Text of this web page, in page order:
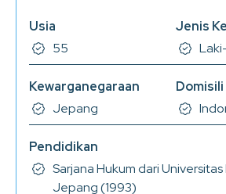
Usia
55
Jenis
Kewarganegaraan
Jepang
Domisili
Pendidikan
Sarjana Hukum dari
Jepang (1993)